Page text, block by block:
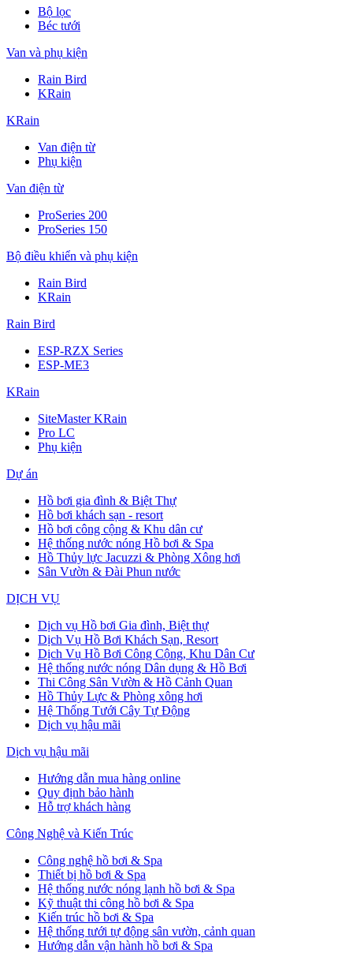
Bộ lọc
Béc tưới
Van và phụ kiện
Rain Bird
KRain
KRain
Van điện từ
Phụ kiện
Van điện từ
ProSeries 200
ProSeries 150
Bộ điều khiển và phụ kiện
Rain Bird
KRain
Rain Bird
ESP-RZX Series
ESP-ME3
KRain
SiteMaster KRain
Pro LC
Phụ kiện
Dự án
Hồ bơi gia đình & Biệt Thự
Hồ bơi khách sạn - resort
Hồ bơi công cộng & Khu dân cư
Hệ thống nước nóng Hồ bơi & Spa
Hồ Thủy lực Jacuzzi & Phòng Xông hơi
Sân Vườn & Đài Phun nước
DỊCH VỤ
Dịch vụ Hồ bơi Gia đình, Biệt thự
Dịch Vụ Hồ Bơi Khách Sạn, Resort
Dịch Vụ Hồ Bơi Công Cộng, Khu Dân Cư
Hệ thống nước nóng Dân dụng & Hồ Bơi
Thi Công Sân Vườn & Hồ Cảnh Quan
Hồ Thủy Lực & Phòng xông hơi
Hệ Thống Tưới Cây Tự Động
Dịch vụ hậu mãi
Dịch vụ hậu mãi
Hướng dẫn mua hàng online
Quy định bảo hành
Hỗ trợ khách hàng
Công Nghệ và Kiến Trúc
Công nghệ hồ bơi & Spa
Thiết bị hồ bơi & Spa
Hệ thống nước nóng lạnh hồ bơi & Spa
Kỹ thuật thi công hồ bơi & Spa
Kiến trúc hồ bơi & Spa
Hệ thống tưới tự động sân vườn, cảnh quan
Hướng dẫn vận hành hồ bơi & Spa